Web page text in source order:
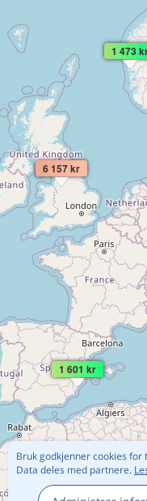
1 473
1 601 kr
6 157 kr
Bruk godkjenner cookies for
Data deles med partnere.